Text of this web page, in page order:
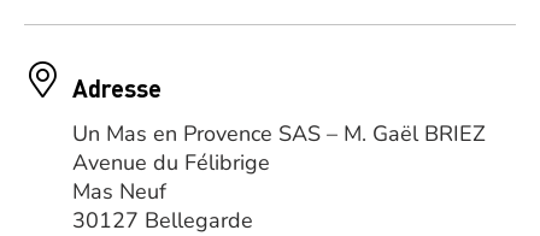
Adresse
Un Mas en Provence SAS – M. Gaël BRIEZ
Avenue du Félibrige
Mas Neuf
30127 Bellegarde